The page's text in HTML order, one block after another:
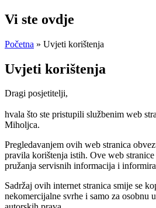
Vi ste ovdje
Početna » Uvjeti korištenja
Uvjeti korištenja
Dragi posjetitelji,
hvala što ste pristupili službenim web
Miholjca.
Pregledavanjem ovih web stranica
pravila korištenja istih. Ove web
pružanja servisnih informacija i
Sadržaj ovih internet stranica smije se
nekomercijalne svrhe i samo za osobnu